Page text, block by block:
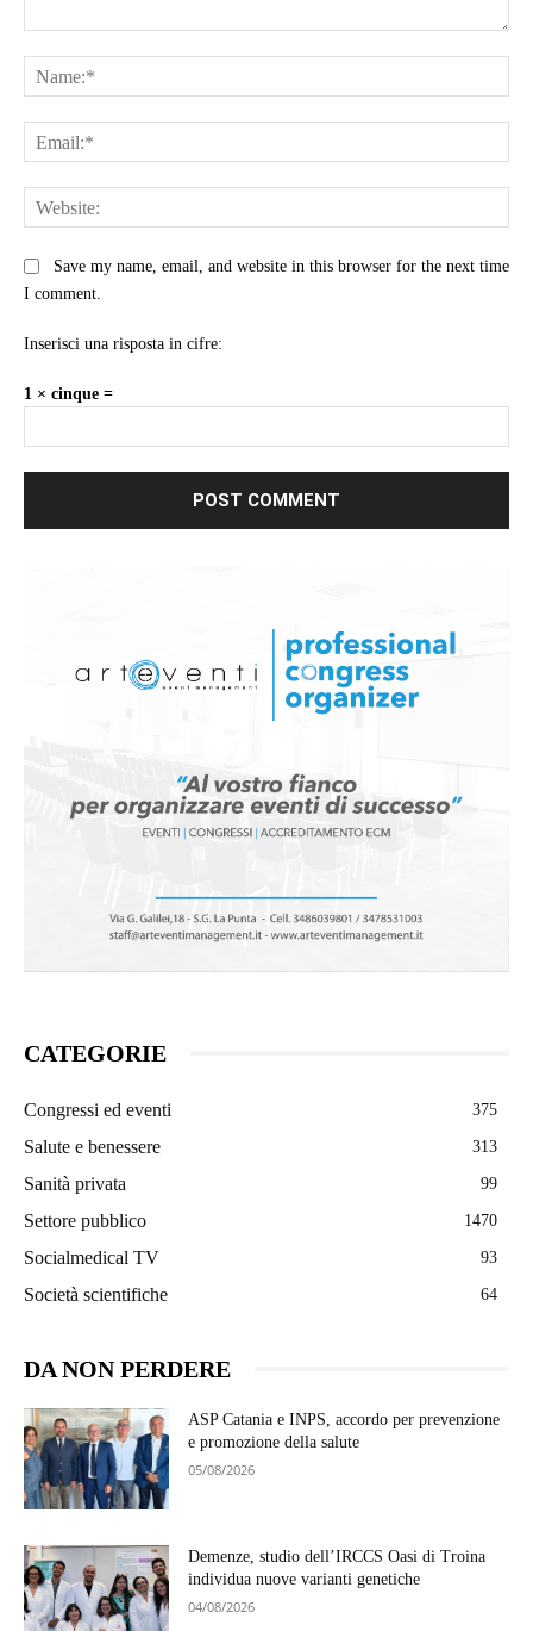
Save my name, email, and website in this browser for the next time
I comment.
Inserisci una risposta in cifre:
1 × cinque =
CATEGORIE
Congressi ed eventi 375
Salute e benessere 313
Sanità privata 99
Settore pubblico 1470
Socialmedical TV 93
Società scientifiche 64
DA NON PERDERE
ASP Catania e INPS, accordo per prevenzione
e promozione della salute
05/08/2026
Demenze, studio dell’IRCCS Oasi di Troina
individua nuove varianti genetiche
04/08/2026